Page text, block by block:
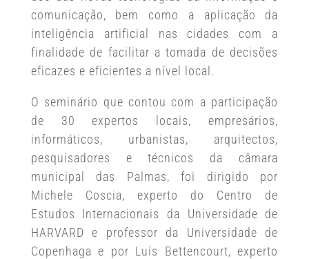
comunicação, bem como a aplicação da
inteligência artificial nas cidades com a
finalidade de facilitar a tomada de decisões
eficazes e eficientes a nível local.
O seminário que contou com a participação
de 30 expertos locais, empresários,
informáticos, urbanistas, arquitectos,
pesquisadores e técnicos da câmara
municipal das Palmas, foi dirigido por
Michele Coscia, experto do Centro de
Estudos Internacionais da Universidade de
HARVARD e professor da Universidade de
Copenhaga e por Luís Bettencourt, experto